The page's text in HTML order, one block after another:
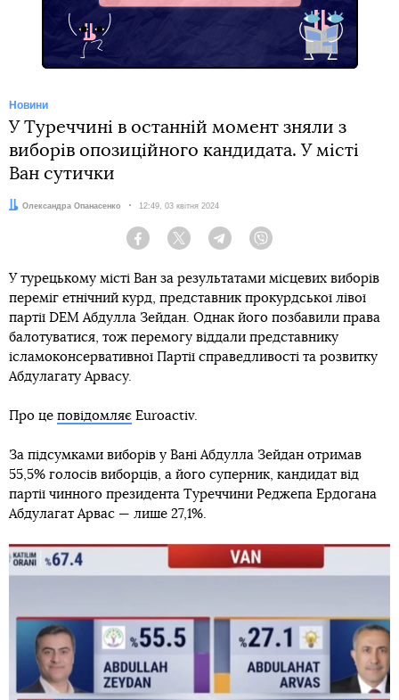
Новини
У Туреччині в останній момент зняли з
виборів опозиційного кандидата. У місті
Ван сутички
Автор:
Олександра Опанасенко Дата:
12:49, 03 квітня 2024
Facebook Twitter Telegram
У турецькому місті Ван за результатами місцевих виборів
переміг етнічний курд, представник прокурдської лівої
партії DEM Абдулла Зейдан. Однак його позбавили права
балотуватися, тож перемогу віддали представнику
ісламоконсервативної Партії справедливості та розвитку
Абдулагату Арвасу.
Про це повідомляє Euroactiv.
За підсумками виборів у Вані Абдулла Зейдан отримав
55,5% голосів виборців, а його суперник, кандидат від
партії чинного президента Туреччини Реджепа Ердогана
Абдулагат Арвас — лише 27,1%.